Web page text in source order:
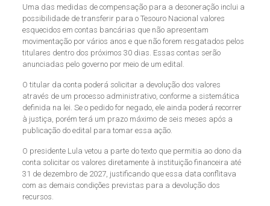
Uma das medidas de compensação para a desoneração inclui a
possibilidade de transferir para o Tesouro Nacional valores
esquecidos em contas bancárias que não apresentam
movimentação por vários anos e que não forem resgatados pelos
titulares dentro dos próximos 30 dias. Essas contas serão
anunciadas pelo governo por meio de um edital.
O titular da conta poderá solicitar a devolução dos valores
através de um processo administrativo, conforme a sistemática
definida na lei. Se o pedido for negado, ele ainda poderá recorrer
à justiça, porém terá um prazo máximo de seis meses após a
publicação do edital para tomar essa ação.
O presidente Lula vetou a parte do texto que permitia ao dono da
conta solicitar os valores diretamente à instituição financeira até
31 de dezembro de 2027, justificando que essa data conflitava
com as demais condições previstas para a devolução dos
recursos.